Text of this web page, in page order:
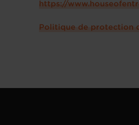
https://
Politique de protection